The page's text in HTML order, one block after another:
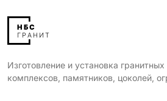
Изготовление и установка гранитных
комплексов, памятников, цоколей,